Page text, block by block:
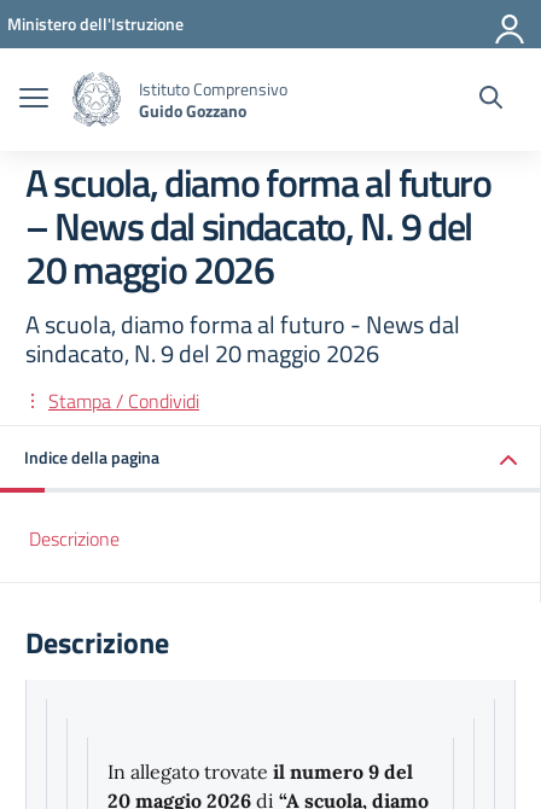
Vai ai contenuti
Vai al menu di navigazione
Vai al footer
Ministero dell'Istruzione
Istituto Comprensivo
Guido Gozzano
A scuola, diamo forma al futuro
– News dal sindacato, N. 9 del
20 maggio 2026
A scuola, diamo forma al futuro - News dal
sindacato, N. 9 del 20 maggio 2026
Stampa / Condividi
Indice della pagina
Descrizione
Descrizione
In allegato trovate il numero 9 del
20 maggio 2026 di “A scuola, diamo